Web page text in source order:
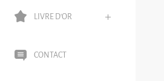
LIVRE D'OR
CONTACT